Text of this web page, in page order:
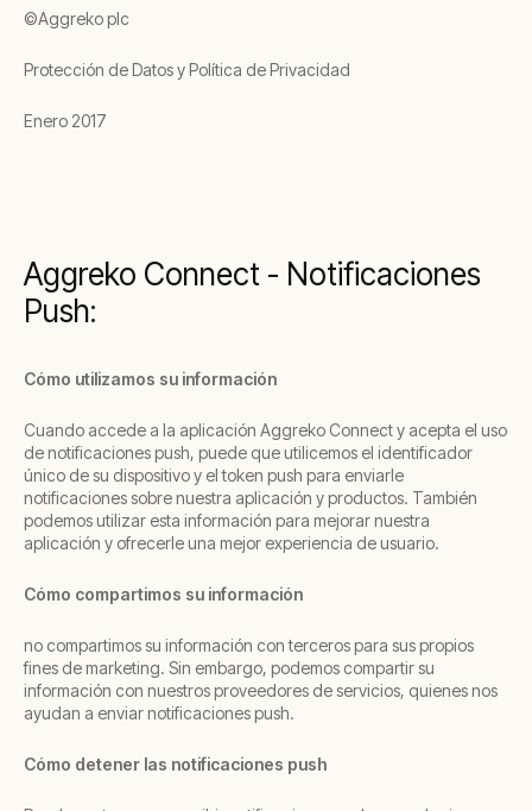
©Aggreko plc
Protección de Datos y Política de Privacidad
Enero 2017
Aggreko Connect - Notificaciones
Push:
Cómo utilizamos su información
Cuando accede a la aplicación Aggreko Connect y acepta el uso
de notificaciones push, puede que utilicemos el identificador
único de su dispositivo y el token push para enviarle
notificaciones sobre nuestra aplicación y productos. También
podemos utilizar esta información para mejorar nuestra
aplicación y ofrecerle una mejor experiencia de usuario.
Cómo compartimos su información
no compartimos su información con terceros para sus propios
fines de marketing. Sin embargo, podemos compartir su
información con nuestros proveedores de servicios, quienes nos
ayudan a enviar notificaciones push.
Cómo detener las notificaciones push